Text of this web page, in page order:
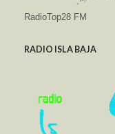
RadioTop28 FM
RADIO ISLA BAJA